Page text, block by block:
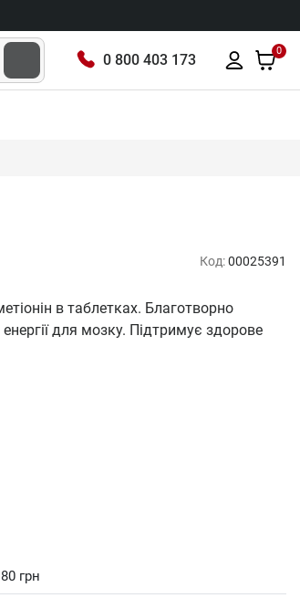
0 800 403 173
0
Код:00025391
в таблетках. Благотворно
для мозку. Підтримує здорове
грн